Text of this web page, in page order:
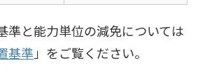
準と能力単位の減免については
基準 」をご覧ください。